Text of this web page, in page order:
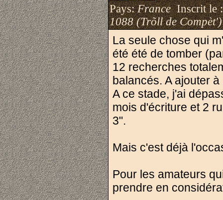
Pays:FranceInscrit le
1088 (Trõll de Compèt')
La seule chose qui
été été de tomber
12 recherches
balancés. A ajouter
A ce stade, j'ai
mois d'écriture et 2
3".
Mais c'est déjà
Pour les amateurs
prendre en